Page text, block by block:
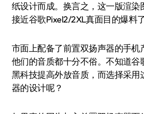
纸设计而成。换言之，这一版渲染
接近谷歌Pixel2/2XL真面目的爆料了
市面上配备了前置双扬声器的手机
他们的音质都十分不俗。不知道谷
黑科技提高外放音质，而选择采用
器的设计呢？